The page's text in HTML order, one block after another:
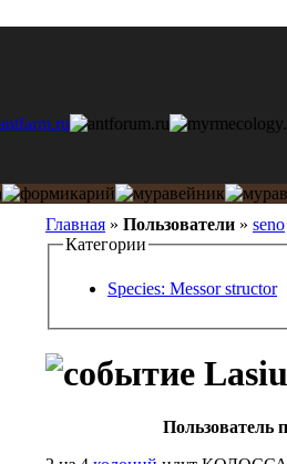
Главная » Пользователи » seno
Категории
Species: Messor structor
Пользователь